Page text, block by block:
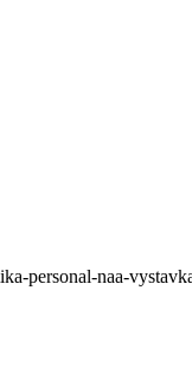
personal-naa-